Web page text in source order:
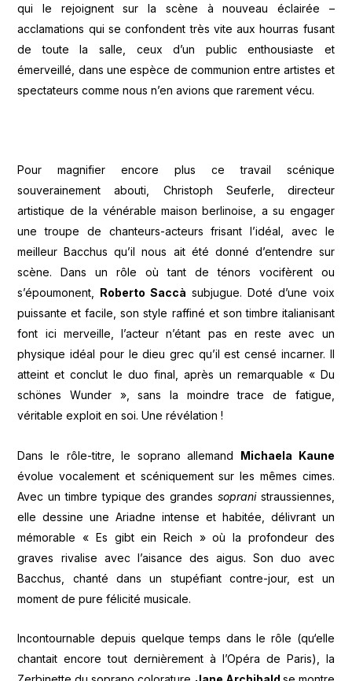
qui le rejoignent sur la scène à nouveau éclairée –
acclamations qui se confondent très vite aux hourras fusant
de toute la salle, ceux d’un public enthousiaste et
émerveillé, dans une espèce de communion entre artistes et
spectateurs comme nous n’en avions que rarement vécu.
Pour magnifier encore plus ce travail scénique
souverainement abouti, Christoph Seuferle, directeur
artistique de la vénérable maison berlinoise, a su engager
une troupe de chanteurs-acteurs frisant l’idéal, avec le
meilleur Bacchus qu’il nous ait été donné d’entendre sur
scène. Dans un rôle où tant de ténors vocifèrent ou
s’époumonent,
Roberto Saccà subjugue. Doté d’une voix
puissante et facile, son style raffiné et son timbre italianisant
font ici merveille, l’acteur n’étant pas en reste avec un
physique idéal pour le dieu grec qu’il est censé incarner. Il
atteint et conclut le duo final, après un remarquable « Du
schönes Wunder », sans la moindre trace de fatigue,
véritable exploit en soi. Une révélation !
Dans le rôle-titre, le soprano allemand Michaela Kaune
évolue vocalement et scéniquement sur les mêmes cimes.
Avec un timbre typique des grandes soprani straussiennes,
elle dessine une Ariadne intense et habitée, délivrant un
mémorable « Es gibt ein Reich » où la profondeur des
graves rivalise avec l’aisance des aigus. Son duo avec
Bacchus, chanté dans un stupéfiant contre-jour, est un
moment de pure félicité musicale.
Incontournable depuis quelque temps dans le rôle (qu‘elle
chantait encore tout dernièrement à l’Opéra de Paris), la